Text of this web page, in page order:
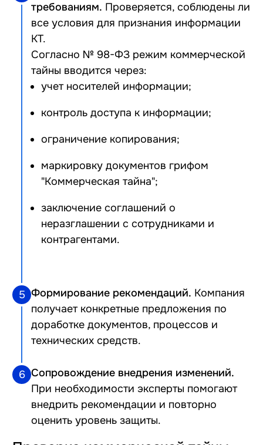
требованиям. Проверяется, соблюдены ли
все условия для признания информации
КТ.
Согласно № 98-ФЗ режим коммерческой
тайны вводится через:
учет носителей информации;
контроль доступа к информации;
ограничение копирования;
маркировку документов грифом
"Коммерческая тайна";
заключение соглашений о
неразглашении с сотрудниками и
контрагентами.
5 Формирование рекомендаций. Компания
получает конкретные предложения по
доработке документов, процессов и
технических средств.
6 Сопровождение внедрения изменений.
При необходимости эксперты помогают
внедрить рекомендации и повторно
оценить уровень защиты.